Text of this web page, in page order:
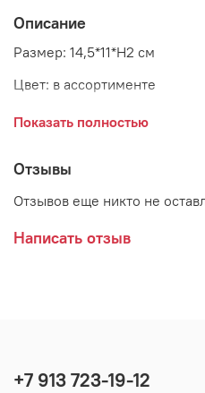
Описание
Размер: 14,5*11*Н2 см
Цвет: в ассортименте
Материал: керамика
Цена указана за 1 единицу
Показать полностью
Отзывы
Отзывов еще никто не
Написать отзыв
+7 913 723-19-12